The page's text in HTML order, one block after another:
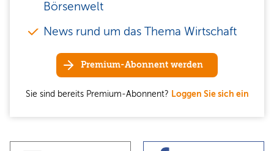
Börsenwelt
News rund um das Thema Wirtschaft
Premium-Abonnent werden
Sie sind bereits Premium-Abonnent? Loggen Sie sich ein